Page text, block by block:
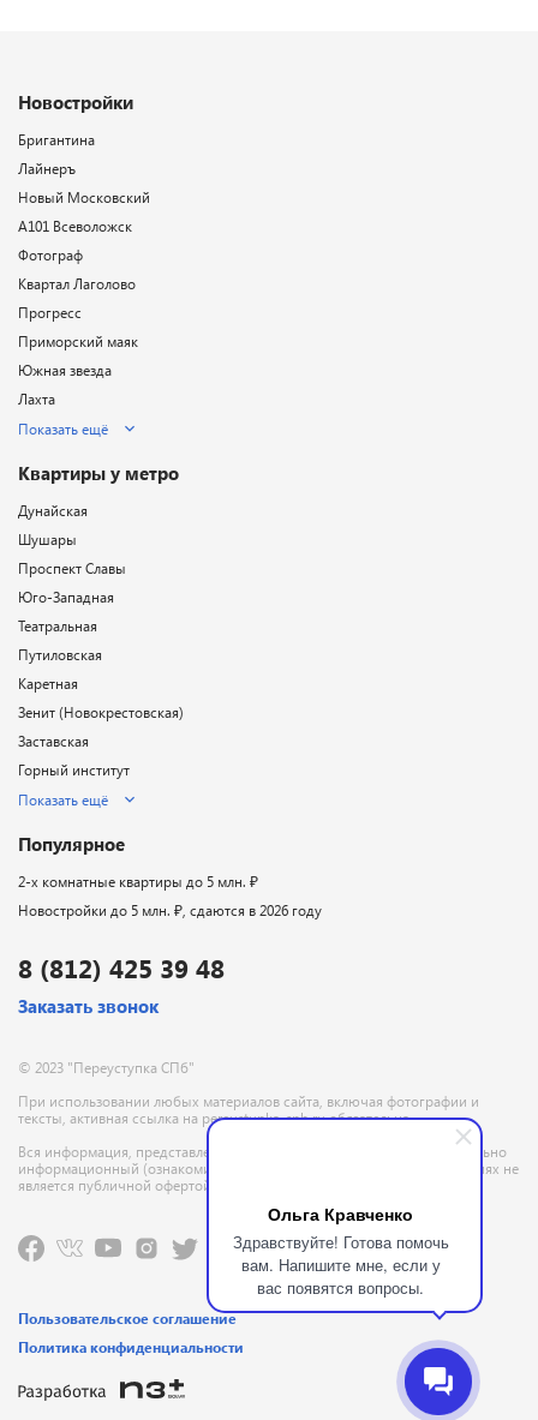
Ольга Кравченко
Здравствуйте! Готова помочь
вам. Напишите мне, если у
вас появятся вопросы.
8 (812) 425 39 48
Заказать звонок
© 2023 "Переуступка СПб"
При использовании любых материалов сайта, включая фотографии и
тексты, активная ссылка на pereustupka-spb.ru обязательна
Вся информация, представленная на данном сайте, носит исключительно
информационный (ознакомительный) характер и ни при каких условиях не
является публичной офертой, определяемой положениями ГК РФ
Новостройки
Бригантина
Лайнеръ
Новый Московский
А101 Всеволожск
Фотограф
Квартал Лаголово
Прогресс
Приморский маяк
Южная звезда
Лахта
Показать ещё
Квартиры у метро
Дунайская
Шушары
Проспект Славы
Юго-Западная
Театральная
Путиловская
Каретная
Зенит (Новокрестовская)
Заставская
Горный институт
Показать ещё
Популярное
2-х комнатные квартиры до 5 млн. ₽
Новостройки до 5 млн. ₽, сдаются в 2026 году
Пользовательское соглашение
Политика конфиденциальности